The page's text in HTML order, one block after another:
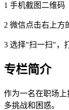
1 手机截图二维码
2 微信点击右上方
3 选择"扫一扫"，
专栏简介
作为一名在职场
多挑战和困惑。